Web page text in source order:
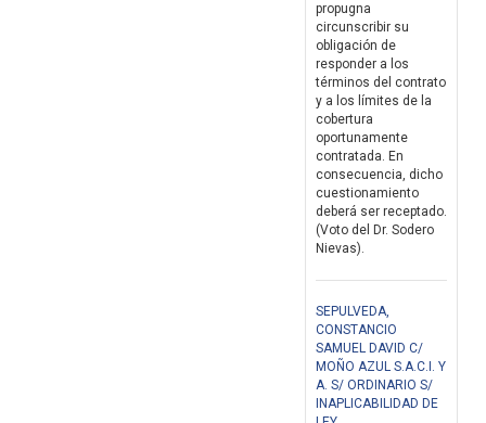
propugna
circunscribir su
obligación de
responder a los
términos del contrato
y a los límites de la
cobertura
oportunamente
contratada. En
consecuencia, dicho
cuestionamiento
deberá ser receptado.
(Voto del Dr. Sodero
Nievas).
SEPULVEDA,
CONSTANCIO
SAMUEL DAVID C/
MOÑO AZUL S.A.C.I. Y
A. S/ ORDINARIO S/
INAPLICABILIDAD DE